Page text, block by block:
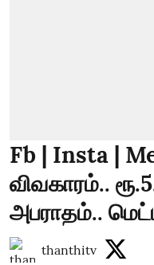
Fb | Insta |
விவகாரம்..
அபராதம்..
thanthitv